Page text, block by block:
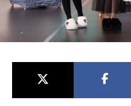
今期アニメ曜日別一覧
男性声優/女性声優一覧